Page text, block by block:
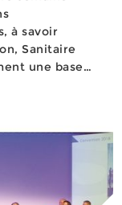
à savoir
Sanitaire
une base